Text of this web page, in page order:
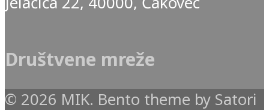
Društvene mreže
© 2026 MIK. Bento theme by Satori